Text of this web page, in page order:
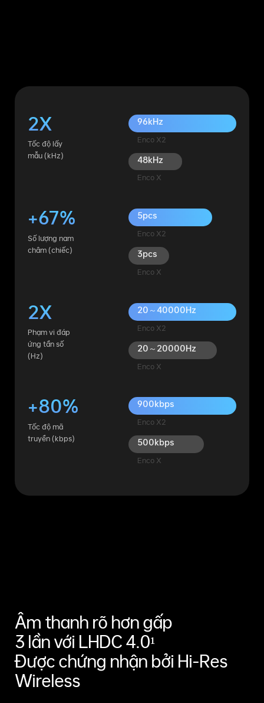
2X
Tốc độ lấy
mẫu (kHz)
96kHz
Enco X2
48kHz
Enco X
+67%
Số lượng nam
châm (chiếc)
5pcs
Enco X2
3pcs
Enco X
2X
Phạm vi đáp
ứng tần số
(Hz)
20～40000Hz
Enco X2
20～20000Hz
Enco X
+80%
Tốc độ mã
truyền (kbps)
900kbps
Enco X2
500kbps
Enco X
Âm thanh rõ hơn gấp
3 lần với LHDC 4.0¹
Được chứng nhận bởi Hi-Res
Wireless